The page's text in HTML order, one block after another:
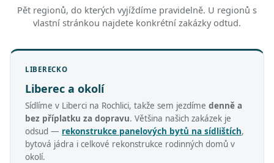
Pět regionů, do kterých vyjíždíme pravidelně. U regionů s
vlastní stránkou najdete konkrétní zakázky odtud.
LIBERECKO
Liberec a okolí
Sídlíme v Liberci na Rochlici, takže sem jezdíme denně a
bez příplatku za dopravu. Většina našich zakázek je
odsud — rekonstrukce panelových bytů na sídlištích,
bytová jádra i celkové rekonstrukce rodinných domů v
okolí.